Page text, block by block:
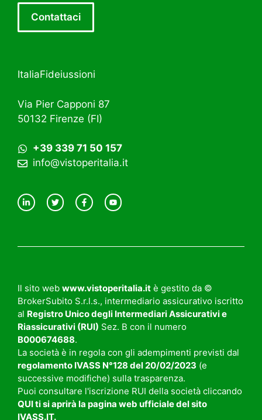
Contattaci
ItaliaFideiussioni
Via Pier Capponi 87
50132 Firenze (FI)
+39 339 71 50 157
info@vistoperitalia.it
Il sito web www.vistoperitalia.it è gestito da ©
BrokerSubito S.r.l.s., intermediario assicurativo iscritto
al Registro Unico degli Intermediari Assicurativi e
Riassicurativi (RUI) Sez. B con il numero
B000674688.
La società è in regola con gli adempimenti previsti dal
regolamento IVASS N°128 del 20/02/2023 (e
successive modifiche) sulla trasparenza.
Puoi consultare l'iscrizione RUI della società cliccando
QUIti si aprirà la pagina web ufficiale del sito
IVASS.IT.